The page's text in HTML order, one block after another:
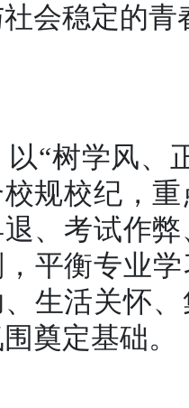
会稳定的青
以“树学风、
规校纪，
、考试作
平衡专业
生活关怀
奠定基础。